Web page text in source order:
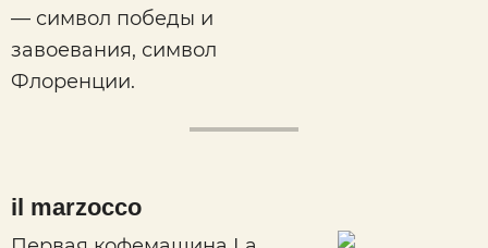
— символ победы и
завоевания, символ
Флоренции.
il marzocco